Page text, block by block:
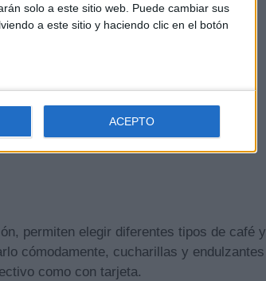
solo a este sitio web. Puede cambiar sus
a este sitio y haciendo clic en el botón
ACEPTO
permiten elegir diferentes tipos de café y
cómodamente, cucharillas y endulzantes
como con tarjeta.